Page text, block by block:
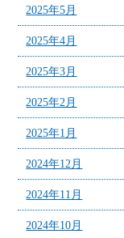
2025年5月
2025年4月
2025年3月
2025年2月
2025年1月
2024年12月
2024年11月
2024年10月